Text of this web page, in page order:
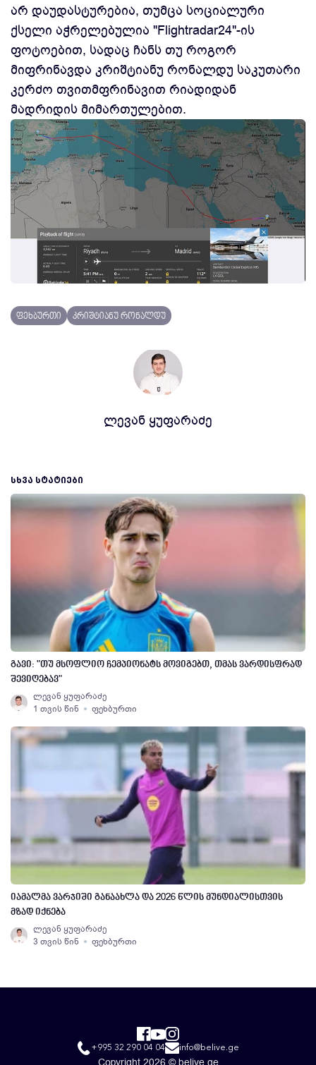
არ დაუდასტურებია, თუმცა სოციალური
ქსელი აჭრელებულია "Flightradar24"-ის
ფოტოებით, სადაც ჩანს თუ როგორ
მიფრინავდა კრიშტიანუ რონალდუ საკუთარი
კერძო თვითმფრინავით რიადიდან
მადრიდის მიმართულებით.
ფეხბურთი კრიშტიანუ რონალდუ
ლევან ყუფარაძე
ᲡᲮᲕᲐ ᲡᲢᲐᲢᲘᲔᲑᲘ
გავი: "თუ მსოფლიო ჩემპიონატს მოვიგებთ, თმას ვარდისფრად
შევიღებავ"
ლევან ყუფარაძე
1 თვის წინ
ფეხბურთი
იამალმა ვარჯიში განაახლა და 2026 წლის მუნდიალისთვის
მზად იქნება
ლევან ყუფარაძე
3 თვის წინ
ფეხბურთი
+995 32 290 04 04 info@belive.ge